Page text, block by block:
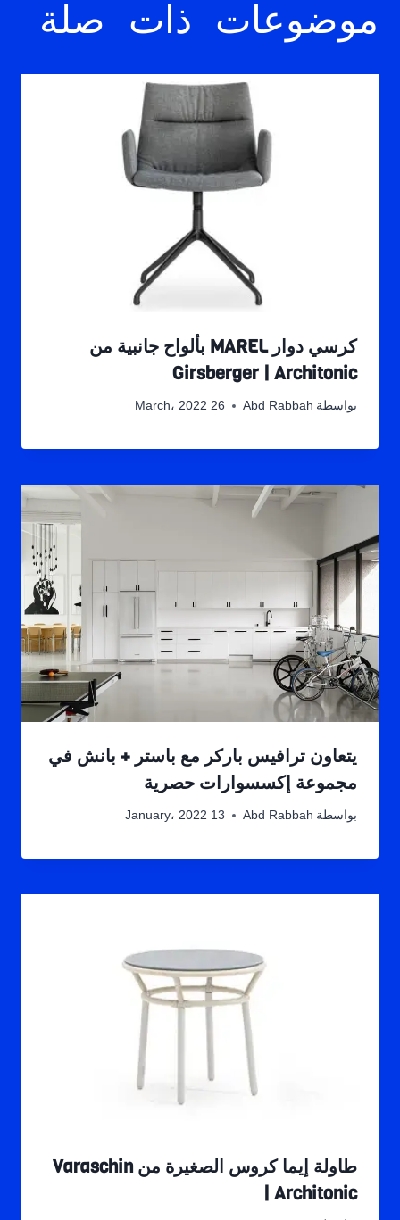
موضوعات ذات صلة
كرسي دوار MAREL بألواح جانبية من
Girsberger | Architonic
بواسطة Abd Rabbah 26 March، 2022
يتعاون ترافيس باركر مع باستر + بانش في
مجموعة إكسسوارات حصرية
بواسطة Abd Rabbah 13 January، 2022
طاولة إيما كروس الصغيرة من Varaschin
| Architonic